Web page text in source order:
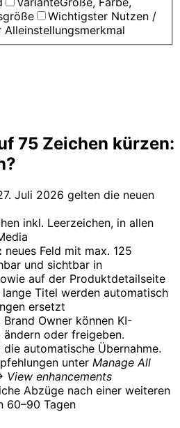
Wichtigster Nutzen /
75 Zeichen kürzen:
Juli 2026 gelten die neuen
inkl. Leerzeichen, in allen
neues Feld mit max. 125
und sichtbar in
auf der Produktdetailseite
lange Titel werden automatisch
ersetzt
Brand Owner können KI-
oder freigeben.
automatische Übernahme.
unter Manage All
enhancements
Abzüge nach einer weiteren
60–90 Tagen